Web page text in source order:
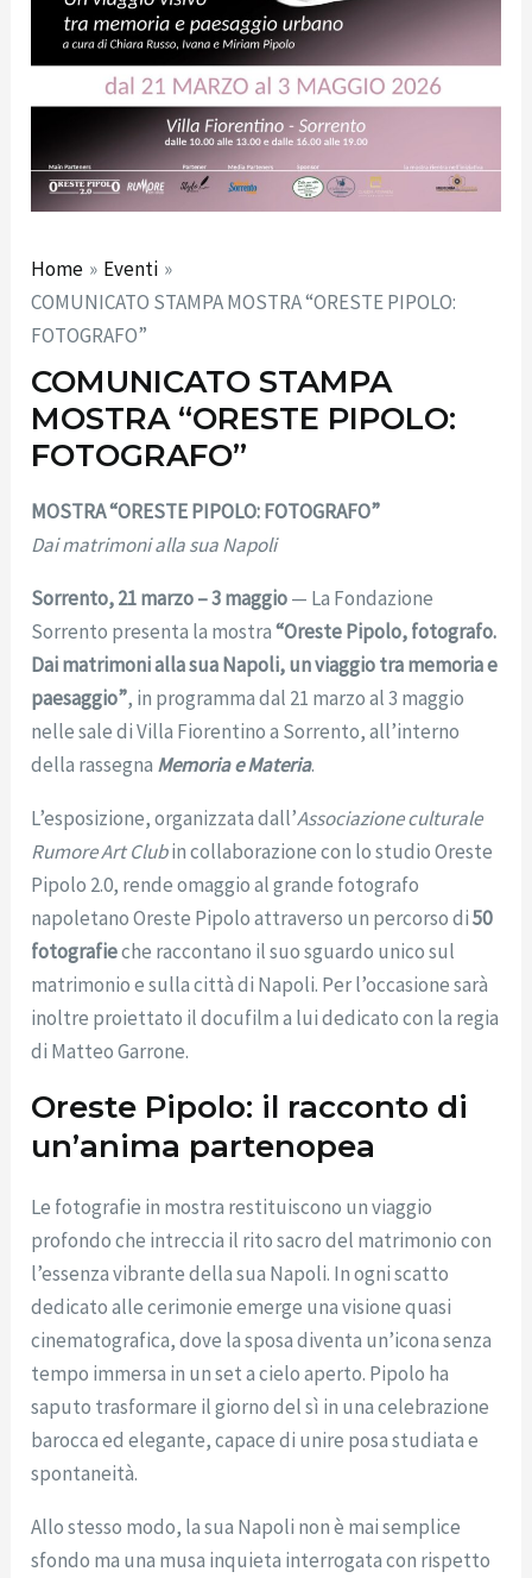
Home
Eventi
COMUNICATO STAMPA MOSTRA “ORESTE PIPOLO:
FOTOGRAFO”
COMUNICATO STAMPA
MOSTRA “ORESTE PIPOLO:
FOTOGRAFO”
MOSTRA “ORESTE PIPOLO: FOTOGRAFO”
Dai matrimoni alla sua Napoli
Sorrento, 21 marzo – 3 maggio— La Fondazione
Sorrento presenta la mostra“Oreste Pipolo, fotografo.
Dai matrimoni alla sua Napoli, un viaggio tra memoria e
paesaggio”, in programma dal 21 marzo al 3 maggio
nelle sale di Villa Fiorentino a Sorrento, all’interno
della rassegna Memoria e Materia.
L’esposizione, organizzata dall’Associazione culturale
Rumore Art Clubin collaborazione con lo studio Oreste
Pipolo 2.0, rende omaggio al grande fotografo
napoletano Oreste Pipolo attraverso un percorso di50
fotografieche raccontano il suo sguardo unico sul
matrimonio e sulla città di Napoli. Per l’occasione sarà
inoltre proiettato il docufilm a lui dedicato con la regia
di Matteo Garrone.
Oreste Pipolo: il racconto di
un’anima partenopea
Le fotografie in mostra restituiscono un viaggio
profondo che intreccia il rito sacro del matrimonio con
l’essenza vibrante della sua Napoli. In ogni scatto
dedicato alle cerimonie emerge una visione quasi
cinematografica, dove la sposa diventa un’icona senza
tempo immersa in un set a cielo aperto. Pipolo ha
saputo trasformare il giorno del sì in una celebrazione
barocca ed elegante, capace di unire posa studiata e
spontaneità.
Allo stesso modo, la sua Napoli non è mai semplice
sfondo ma una musa inquieta interrogata con rispetto